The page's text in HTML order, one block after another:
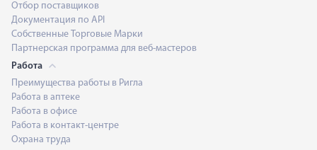
Отбор поставщиков
Документация по API
Собственные Торговые Марки
Партнерская программа для веб-мастеров
Работа
Преимущества работы в Ригла
Работа в аптеке
Работа в офисе
Работа в контакт-центре
Охрана труда